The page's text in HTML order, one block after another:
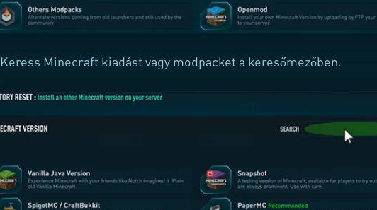
Keress Minecraft kiadást vagy modpacket a keresőmezőben.